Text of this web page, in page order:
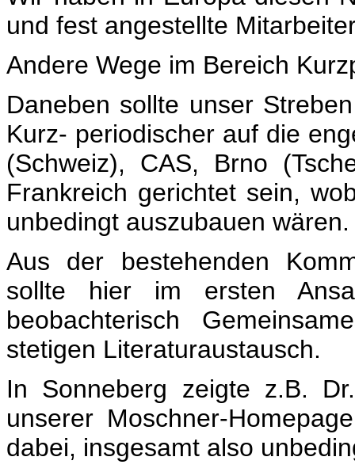
und fest angestellte
Andere Wege im Bereich
Daneben sollte unser
Kurz- periodischer auf die
(Schweiz), CAS, Brno
Frankreich gerichtet sein,
unbedingt auszubauen wären.
Aus der bestehenden
sollte hier im ersten
beobachterisch
stetigen Literaturaustausch.
In Sonneberg zeigte z.B.
unserer Moschner-
dabei, insgesamt also